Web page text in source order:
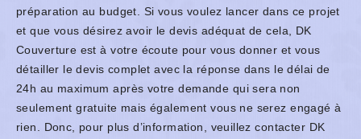
préparation au budget. Si vous voulez lancer dans ce projet
et que vous désirez avoir le devis adéquat de cela, DK
Couverture est à votre écoute pour vous donner et vous
détailler le devis complet avec la réponse dans le délai de
24h au maximum après votre demande qui sera non
seulement gratuite mais également vous ne serez engagé à
rien. Donc, pour plus d’information, veuillez contacter DK